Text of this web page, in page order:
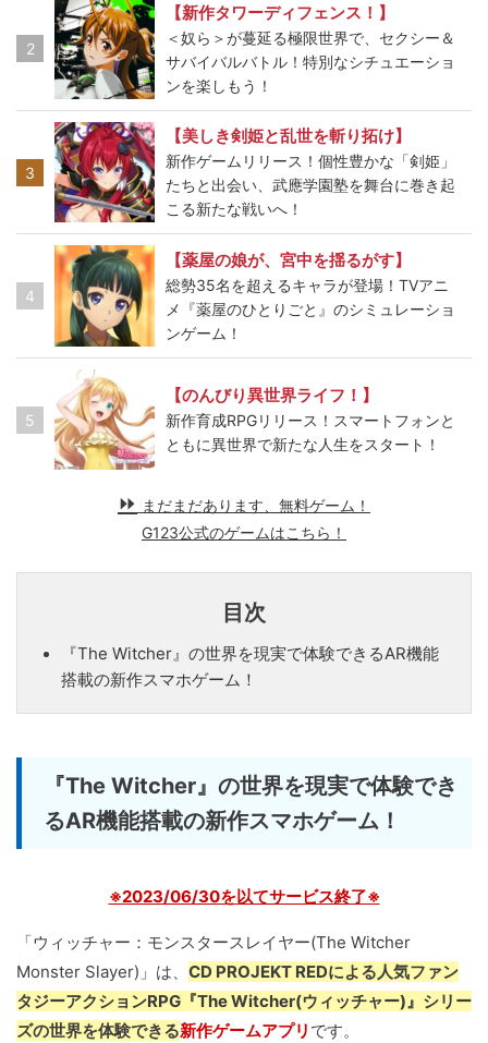
2
【新作タワーディフェンス！】
＜奴ら＞が蔓延る極限世界で、セクシー＆
サバイバルバトル！特別なシチュエーショ
ンを楽しもう！
3
【美しき剣姫と乱世を斬り拓け】
新作ゲームリリース！個性豊かな「剣姫」
たちと出会い、武應学園塾を舞台に巻き起
こる新たな戦いへ！
4
【薬屋の娘が、宮中を揺るがす】
総勢35名を超えるキャラが登場！TVアニ
メ『薬屋のひとりごと』のシミュレーショ
ンゲーム！
5
【のんびり異世界ライフ！】
新作育成RPGリリース！スマートフォンと
ともに異世界で新たな人生をスタート！
まだまだあります、無料ゲーム！
G123公式のゲームはこちら！
目次
『The Witcher』の世界を現実で体験できるAR機能
搭載の新作スマホゲーム！
『The Witcher』の世界を現実で体験でき
るAR機能搭載の新作スマホゲーム！
※2023/06/30を以てサービス終了※
「ウィッチャー：モンスタースレイヤー(The Witcher
Monster Slayer)」は、 CD PROJEKT REDによる人気ファン
タジーアクションRPG『The Witcher(ウィッチャー)』シリー
ズの世界を体験できる新作ゲームアプリ です。